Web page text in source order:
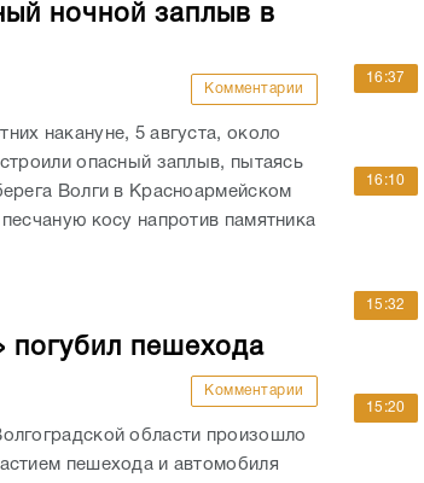
ночной заплыв в
Комментарии
накануне, 5 августа, около
опасный заплыв, пытаясь
Волги в Красноармейском
косу напротив памятника
погубил пешехода
Комментарии
области произошло
пешехода и автомобиля
16:37
16:10
15:32
15:20